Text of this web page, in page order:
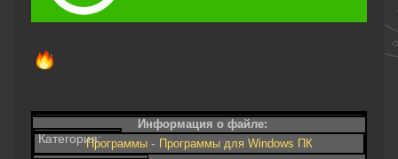
Информация о файле:
Категория:Программы- Программы для Windows ПК